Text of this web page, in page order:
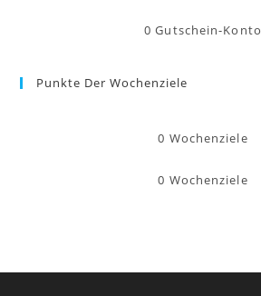
0 Gutschein-Konto
Punkte Der Wochenziele
0 Wochenziele
0 Wochenziele